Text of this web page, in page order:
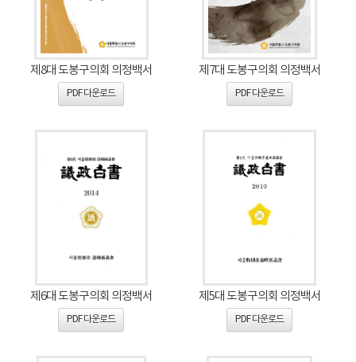
제8대 도봉구의회 의정백서
PDF 다운로드
제7대 도봉구의회 의정백서
PDF 다운로드
제6대 도봉구의회 의정백서
PDF 다운로드
제5대 도봉구의회 의정백서
PDF 다운로드